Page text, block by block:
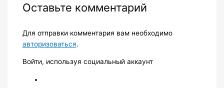
Оставьте комментарий
Для отправки комментария вам необходимо
авторизоваться.
Войти, используя социальный аккаунт